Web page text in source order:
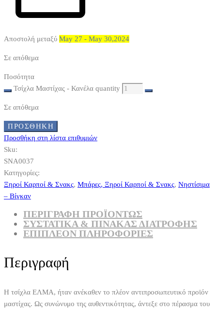
Αποστολή μεταξύ May 27 - May 30,2024
Σε απόθεμα
Ποσότητα
Τσίχλα Μαστίχας - Κανέλα quantity
Σε απόθεμα
ΠΡΟΣΘΉΚΗ
Προσθήκη στη λίστα επιθυμιών
Sku:
SNA0037
Κατηγορίες:
Ξηροί Καρποί & Σνακς, Μπάρες, Ξηροί Καρποί & Σνακς, Νηστίσιμα
– Βίγκαν
ΠΕΡΙΓΡΑΦΗ ΠΡΟΪΟΝΤΩΣ
ΣΥΣΤΑΤΙΚΆ & ΠΊΝΑΚΑΣ ΔΙΑΤΡΟΦΉΣ
ΕΠΙΠΛΈΟΝ ΠΛΗΡΟΦΟΡΊΕΣ
Περιγραφή
Η τσίχλα ΕΛΜΑ, ήταν ανέκαθεν το πλέον αντιπροσωπευτικό προϊόν
μαστίχας. Ως συνώνυμο της αυθεντικότητας, άντεξε στο πέρασμα του